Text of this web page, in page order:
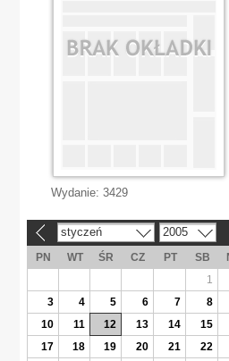
Wydanie: 3429
styczeń 2005
PN WT ŚR CZ PT SB
1
3
4 5 6 7 8
10
11 12 13 14 15
17
18 19 20 21 22